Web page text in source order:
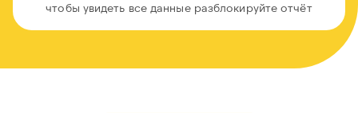
чтобы увидеть все данные разблокируйте отчёт